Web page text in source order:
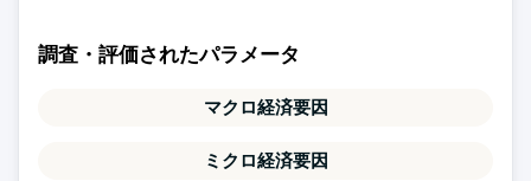
調査・評価されたパラメータ
マクロ経済要因
ミクロ経済要因